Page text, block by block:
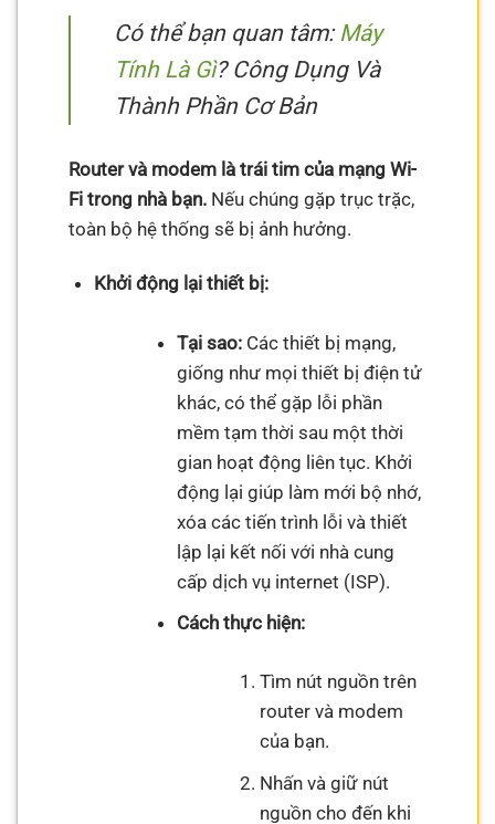
Có thể bạn quan tâm: Máy
Tính Là Gì? Công Dụng Và
Thành Phần Cơ Bản
Router và modem là trái tim của mạng Wi-
Fi trong nhà bạn. Nếu chúng gặp trục trặc,
toàn bộ hệ thống sẽ bị ảnh hưởng.
Khởi động lại thiết bị:
Tại sao:Các thiết bị mạng,
giống như mọi thiết bị điện tử
khác, có thể gặp lỗi phần
mềm tạm thời sau một thời
gian hoạt động liên tục. Khởi
động lại giúp làm mới bộ nhớ,
xóa các tiến trình lỗi và thiết
lập lại kết nối với nhà cung
cấp dịch vụ internet (ISP).
Cách thực hiện:
Tìm nút nguồn trên
router và modem
của bạn.
Nhấn và giữ nút
nguồn cho đến khi